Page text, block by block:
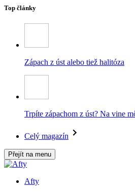
Top články
Zápach z úst alebo tiež halitóza
Trpíte zápachom z úst? Na vine
Celý magazín
Přejít na menu
Afty